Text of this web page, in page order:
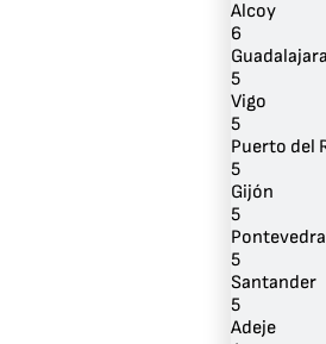
Alcoy
6
5
Vigo
5
Puerto del
5
Gijón
5
Pontevedra
5
Santander
5
Adeje